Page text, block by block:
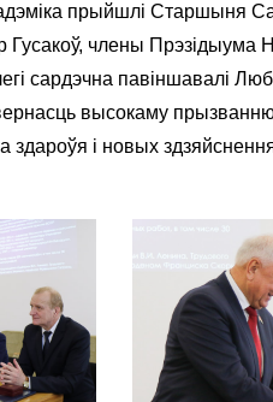
прыйшлі Старшыня
члены
сардэчна павіншавалі
высокаму
здароўя і новых